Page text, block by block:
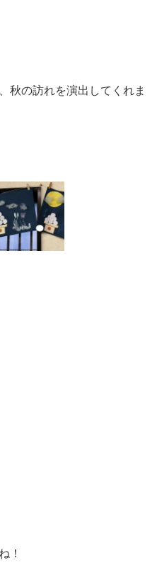
秋の訪れを演出してくれま
！